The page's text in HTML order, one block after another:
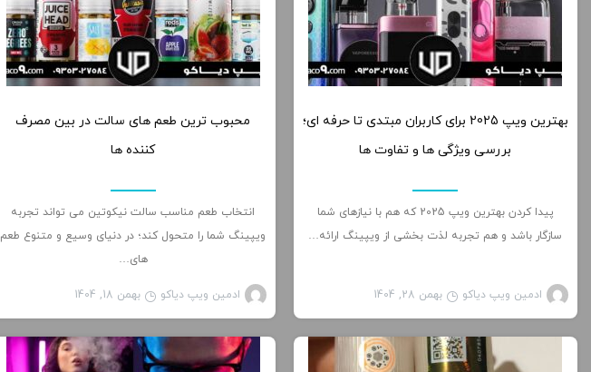
بهترین ویپ 2025 برای کاربران مبتدی تا حرفه ای؛
بررسی ویژگی ها و تفاوت ها
پیدا کردن بهترین ویپ 2025 که هم با نیازهای شما
سازگار باشد و هم تجربه لذت بخشی از ویپینگ ارائه…
ادمین ویپ دیاکو بهمن 28, 1404
محبوب ترین طعم های سالت در بین مصرف
کننده ها
انتخاب طعم مناسب سالت نیکوتین می تواند تجربه
ویپینگ شما را متحول کند؛ در دنیای وسیع و متنوع طعم
های…
ادمین ویپ دیاکو بهمن 18, 1404